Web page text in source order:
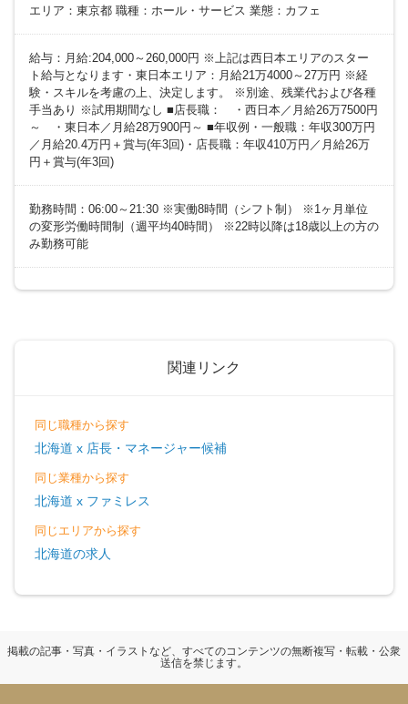
エリア：東京都 職種：ホール・サービス 業態：カフェ
給与：月給:204,000～260,000円 ※上記は西日本エリアのスター
ト給与となります・東日本エリア：月給21万4000～27万円 ※経
験・スキルを考慮の上、決定します。 ※別途、残業代および各種
手当あり ※試用期間なし ■店長職： ・西日本／月給26万7500円
～ ・東日本／月給28万900円～ ■年収例・一般職：年収300万円
／月給20.4万円＋賞与(年3回)・店長職：年収410万円／月給26万
円＋賞与(年3回)
勤務時間：06:00～21:30 ※実働8時間（シフト制） ※1ヶ月単位
の変形労働時間制（週平均40時間） ※22時以降は18歳以上の方の
み勤務可能
関連リンク
同じ職種から探す
北海道 x 店長・マネージャー候補
同じ業種から探す
北海道 x ファミレス
同じエリアから探す
北海道の求人
掲載の記事・写真・イラストなど、すべてのコンテンツの無断複写・転載・公衆
送信を禁じます。